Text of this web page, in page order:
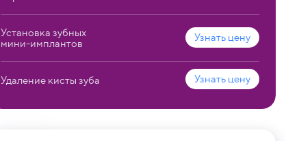
Установка зубных
мини-имплантов
Узнать цену
Удаление кисты зуба Узнать цену